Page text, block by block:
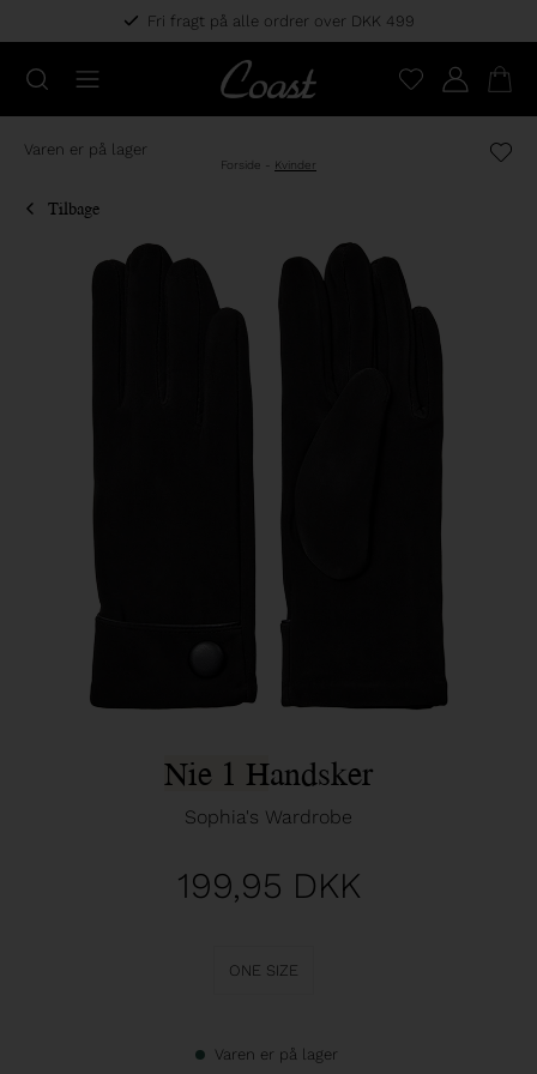
Fri fragt på alle ordrer over DKK 499
Varen er på lager
Forside - Kvinder
Tilbage
Nie 1 Handsker
Sophia's Wardrobe
199,95 DKK
ONE SIZE
Varen er på lager